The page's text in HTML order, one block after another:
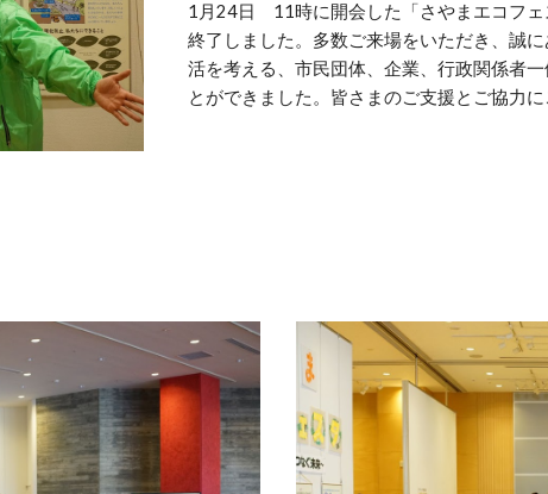
1月24日 11時に開会した「さやまエコフェ
終了しました。多数ご来場をいただき、誠
活を考える、市民団体、企業、行政関係者
とができました。皆さまのご支援とご協力